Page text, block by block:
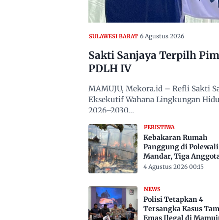
SULAWESI BARAT 6 Agustus 2026
Sakti Sanjaya Terpilh
PDLH IV
MAMUJU, Mekora.id – Refli Sakti
Eksekutif Wahana Lingkungan
2026–2030…
PERISTIWA
Kebakaran Rumah
Panggung di Polewali
Mandar, Tiga
Keluarga Tewas
4 Agustus 2026 00:15
NEWS
Polisi Tetapkan 4
Tersangka Kasus
Emas Ilegal di